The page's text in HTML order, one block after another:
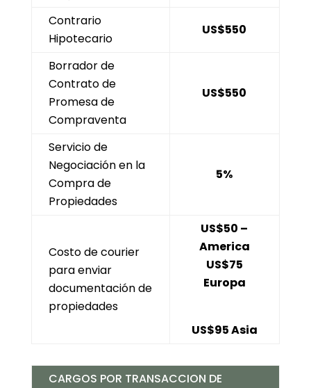
Contrario
Hipotecario
US$550
Borrador de
Contrato de
Promesa de
Compraventa
US$550
Servicio de
Negociación en la
Compra de
Propiedades
5%
Costo de courier
para enviar
documentación de
propiedades
US$50 –
America
US$75
Europa
US$95 Asia
CARGOS POR TRANSACCION DE